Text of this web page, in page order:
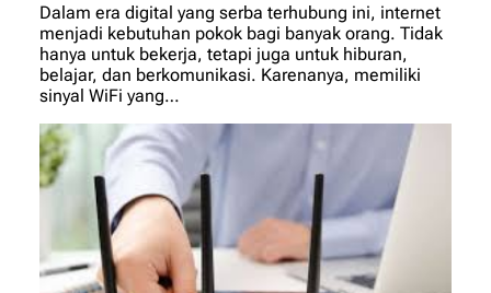
Dalam era digital yang serba terhubung ini, internet
menjadi kebutuhan pokok bagi banyak orang. Tidak
hanya untuk bekerja, tetapi juga untuk hiburan,
belajar, dan berkomunikasi. Karenanya, memiliki
sinyal WiFi yang…